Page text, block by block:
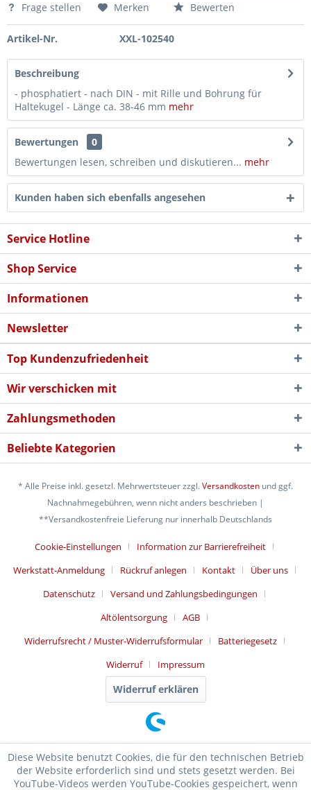
Frage stellen Merken Bewerten
Artikel-Nr. XXL-102540
Beschreibung
- phosphatiert - nach DIN - mit Rille und Bohrung für
Haltekugel - Länge ca. 38-46 mm mehr
Bewertungen
0
Bewertungen lesen, schreiben und diskutieren... mehr
Kunden haben sich ebenfalls angesehen
Service Hotline
Shop Service
Informationen
Newsletter
Top Kundenzufriedenheit
Wir verschicken mit
Zahlungsmethoden
Beliebte Kategorien
* Alle Preise inkl. gesetzl. Mehrwertsteuer zzgl.Versandkosten und ggf.
Nachnahmegebühren, wenn nicht anders beschrieben |
**Versandkostenfreie Lieferung nur innerhalb Deutschlands
Cookie-Einstellungen
Information zur Barrierefreiheit
Werkstatt-Anmeldung
Rückruf anlegen Kontakt
Über uns
Datenschutz
Versand und Zahlungsbedingungen
Altölentsorgung
AGB
Widerrufsrecht / Muster-Widerrufsformular
Batteriegesetz
Widerruf
Impressum
Widerruf erklären
Diese Website benutzt Cookies, die für den technischen Betrieb
der Website erforderlich sind und stets gesetzt werden. Bei
YouTube-Videos werden YouTube-Cookies gespeichert, wenn